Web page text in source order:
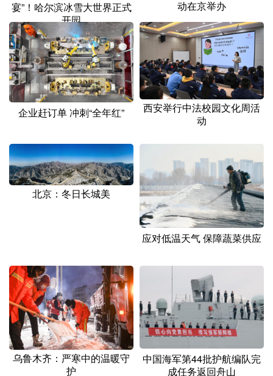
English Español Français عربى
Русский язык 日本語 한국어
Deutsch Português
宴”！哈尔滨冰雪大世界正式
开园
动在京举办
企业赶订单 冲刺“全年红”
西安举行中法校园文化周活
动
北京：冬日长城美
应对低温天气 保障蔬菜供应
乌鲁木齐：严寒中的温暖守
护
中国海军第44批护航编队完
成任务返回舟山